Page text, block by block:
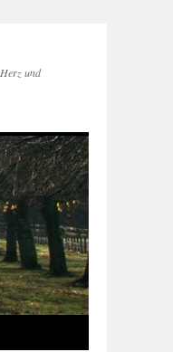
und